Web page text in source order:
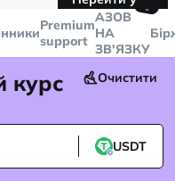
Telegram
Premium
support
🤙
AЗОВ
НА
ЗВ'ЯЗКУ
курс Очистити
USDT